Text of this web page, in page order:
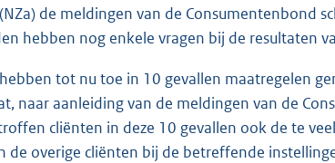
de meldingen van de Consumentenbond
hebben nog enkele vragen bij de resultaten
tot nu toe in 10 gevallen maatregelen
naar aanleiding van de meldingen van de
cliënten in deze 10 gevallen ook de te
de overige cliënten bij de betreffende